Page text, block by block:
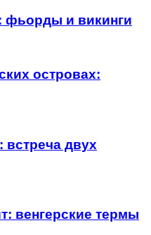
фьорды и викинги
островах:
встреча двух
венгерские термы